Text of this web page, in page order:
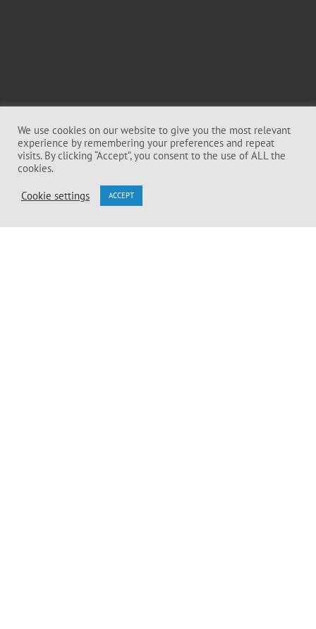
We use cookies on our website to give you the most relevant
experience by remembering your preferences and repeat
visits. By clicking “Accept”, you consent to the use of ALL the
cookies.
Cookie settings ACCEPT